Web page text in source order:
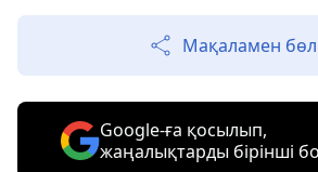
Мақаламен
Google-ға қосылып,
жаңалықтарды бірінші